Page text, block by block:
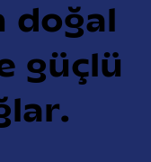
doğal
güçlü